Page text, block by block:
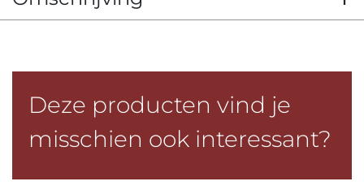
Deze producten vind je
misschien ook interessant?